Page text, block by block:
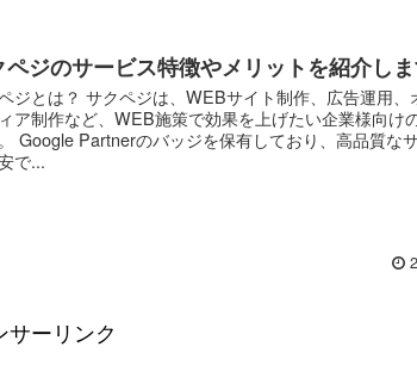
ペジのサービス特徴やメリットを紹介しま
ジとは？ サクペジは、WEBサイト制作、広告運用、
ア制作など、WEB施策で効果を上げたい企業様向け
Google Partnerのバッジを保有しており、高品質な
で...
サーリンク